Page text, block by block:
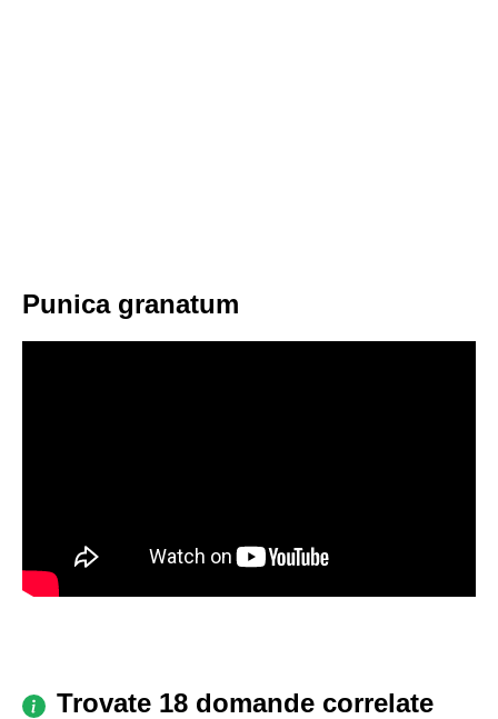
Punica granatum
Trovate 18 domande correlate